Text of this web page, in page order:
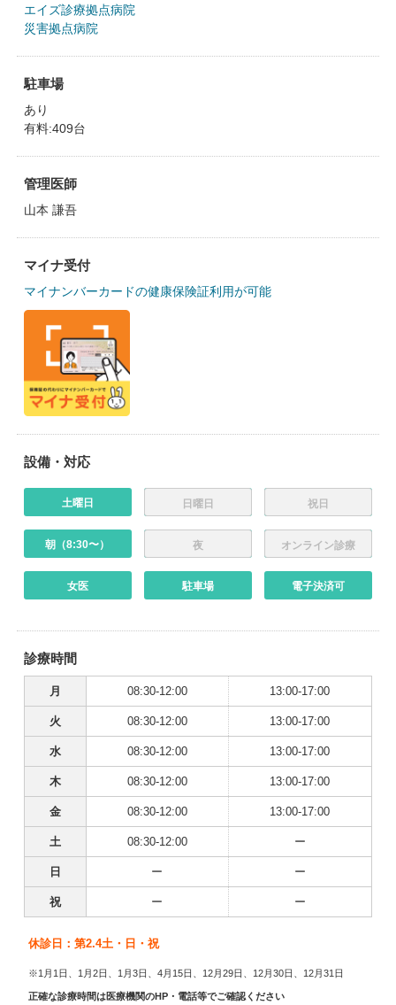
エイズ診療拠点病院
災害拠点病院
駐車場
あり
有料:409台
管理医師
山本 謙吾
マイナ受付
マイナンバーカードの健康保険証利用が可能
設備・対応
土曜日 日曜日 祝日
朝（8:30〜） 夜 オンライン診療
女医 駐車場 電子決済可
診療時間
月 08:30-12:00 13:00-17:00
火 08:30-12:00 13:00-17:00
水 08:30-12:00 13:00-17:00
木 08:30-12:00 13:00-17:00
金 08:30-12:00 13:00-17:00
土 08:30-12:00 ー
日 ー ー
祝 ー ー
休診日：第2.4土・日・祝
※1月1日、1月2日、1月3日、4月15日、12月29日、12月30日、12月31日
正確な診療時間は医療機関のHP・電話等でご確認ください